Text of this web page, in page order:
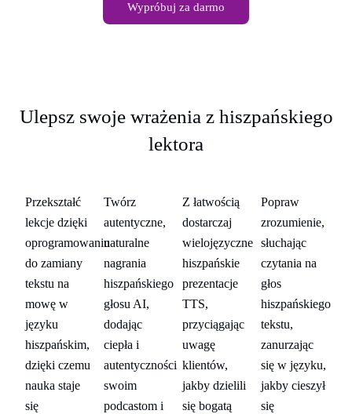
Wypróbuj za darmo
Ulepsz swoje wrażenia z hiszpańskiego
lektora
Przekształć
lekcje dzięki
oprogramowaniu
do zamiany
tekstu na
mowę w
języku
hiszpańskim,
dzięki czemu
nauka staje
się
treści
Twórz
autentyczne,
naturalne
nagrania
hiszpańskiego
głosu AI,
dodając
ciepła i
autentyczności
swoim
podcastom i
Z łatwością
dostarczaj
wielojęzyczne
hiszpańskie
prezentacje
TTS,
przyciągając
uwagę
klientów,
jakby dzielili
się bogatą
uczące
się
języków
obcych
Popraw
zrozumienie,
słuchając
czytania na
głos
hiszpańskiego
tekstu,
zanurzając
się w języku,
jakby cieszył
się